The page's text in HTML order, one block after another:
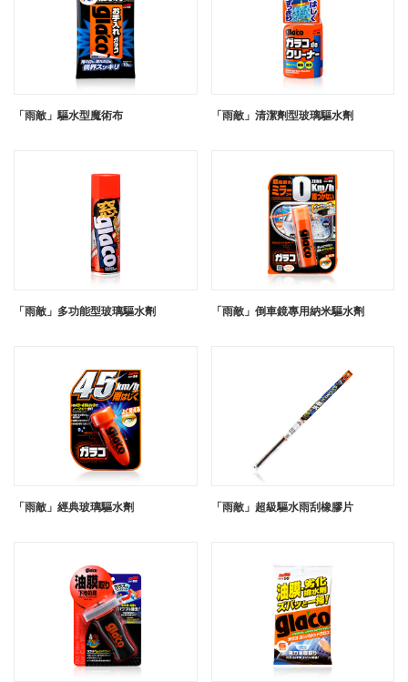
「雨敵」驅水型魔術布 「雨敵」清潔劑型玻璃驅水劑
「雨敵」多功能型玻璃驅水劑 「雨敵」倒車鏡專用納米驅水劑
「雨敵」經典玻璃驅水劑 「雨敵」超級驅水雨刮橡膠片